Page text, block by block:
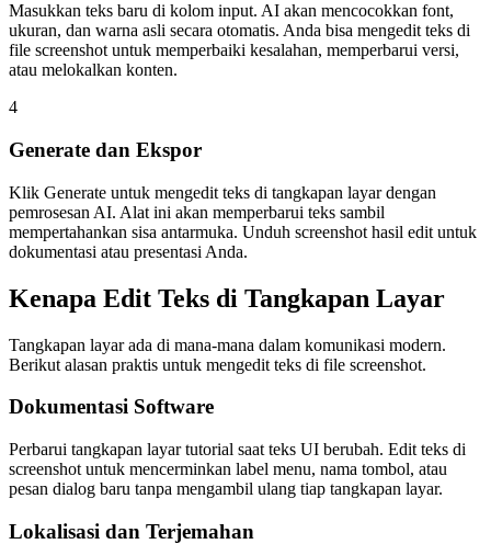
Masukkan teks baru di kolom input. AI akan mencocokkan font,
ukuran, dan warna asli secara otomatis. Anda bisa mengedit teks di
file screenshot untuk memperbaiki kesalahan, memperbarui versi,
atau melokalkan konten.
4
Generate dan Ekspor
Klik Generate untuk mengedit teks di tangkapan layar dengan
pemrosesan AI. Alat ini akan memperbarui teks sambil
mempertahankan sisa antarmuka. Unduh screenshot hasil edit untuk
dokumentasi atau presentasi Anda.
Kenapa Edit Teks di Tangkapan Layar
Tangkapan layar ada di mana-mana dalam komunikasi modern.
Berikut alasan praktis untuk mengedit teks di file screenshot.
Dokumentasi Software
Perbarui tangkapan layar tutorial saat teks UI berubah. Edit teks di
screenshot untuk mencerminkan label menu, nama tombol, atau
pesan dialog baru tanpa mengambil ulang tiap tangkapan layar.
Lokalisasi dan Terjemahan